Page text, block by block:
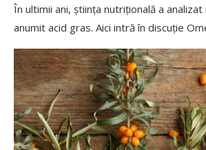
În ultimii ani, știința nutrițională a
anumit acid gras. Aici intră în discuție